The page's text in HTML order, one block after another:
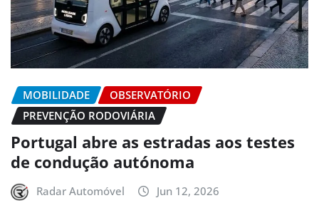
MOBILIDADE
OBSERVATÓRIO
PREVENÇÃO RODOVIÁRIA
Portugal abre as estradas aos testes
de condução autónoma
Radar Automóvel Jun 12, 2026